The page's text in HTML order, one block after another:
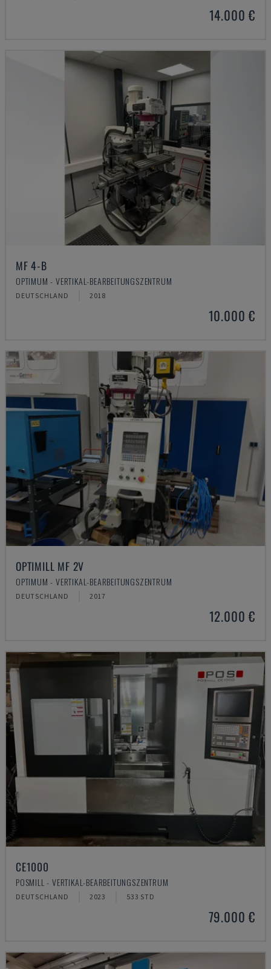
14.000 €
MF 4-B
OPTIMUM - VERTIKAL-BEARBEITUNGSZENTRUM
DEUTSCHLAND 2018
10.000 €
OPTIMILL MF 2V
OPTIMUM - VERTIKAL-BEARBEITUNGSZENTRUM
DEUTSCHLAND 2017
12.000 €
CE1000
POSMILL - VERTIKAL-BEARBEITUNGSZENTRUM
DEUTSCHLAND 2023 533 STD
79.000 €